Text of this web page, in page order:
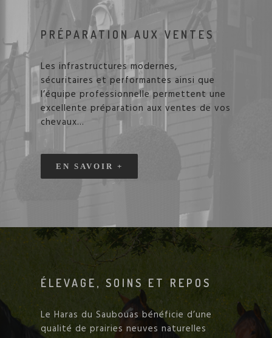
PRÉPARATION AUX VENTES
Les infrastructures modernes,
sécuritaires et performantes ainsi que
l’équipe professionnelle permettent une
excellente préparation aux ventes de vos
chevaux...
EN SAVOIR +
ÉLEVAGE, SOINS ET REPOS
Le Haras du Saubouas bénéficie d’une
qualité de prairies neuves naturelles